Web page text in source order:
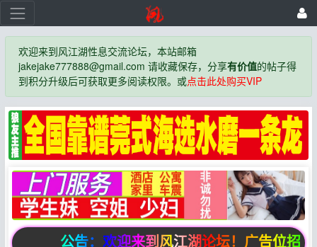
欢迎来到风江湖性息交流论坛，本站邮箱
jakejake777888@gmail.com 请收藏保存，分享有价值的帖子得
到积分升级后可获取更多阅读权限。或点击此处购买VIP
公告：欢迎来到风江湖论坛！广告位招商中